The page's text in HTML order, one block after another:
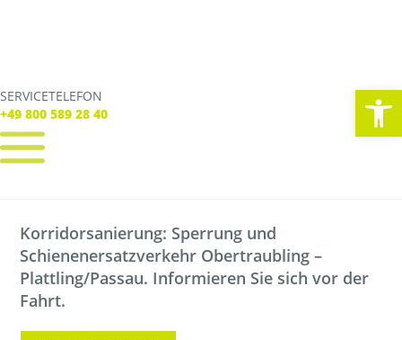
SERVICETELEFON
+49 800 589 28 40
SERVICE TELEFON
+49 800 589 28 40
Verbindungen
Tickets
Freizeit
Service
Unternehmen
Korridorsanierung: Sperrung und
Schienenersatzverkehr Obertraubling –
Plattling/Passau. Informieren Sie sich vor der
Fahrt.